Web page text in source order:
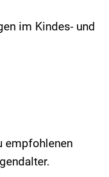
im Kindes- und
empfohlenen